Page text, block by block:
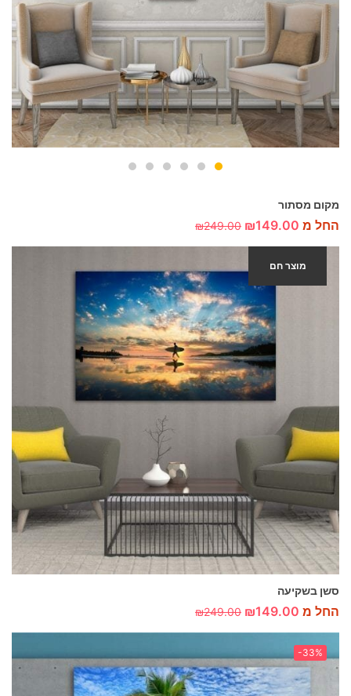
מקום מסתור
החל מ ₪149.00
₪249.00
-40%
סשן בשקיעה
החל מ ₪149.00
₪249.00
מוצר חם
-33%